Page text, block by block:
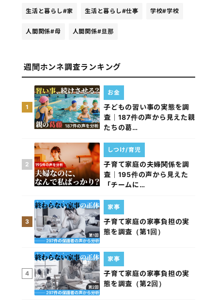
生活と暮らし#家 生活と暮らし#仕事 学校#学校
人間関係#母 人間関係#旦那
週間ホンネ調査ランキング
1
子どもの習い事の実態を調
査｜187件の声から見えた親
たちの葛…
お金
2
子育て家庭の夫婦関係を調
査｜195件の声から見えた
「チームに…
しつけ/育児
3
子育て家庭の家事負担の実
態を調査（第1回）
家事
4
子育て家庭の家事負担の実
態を調査（第2回）
家事